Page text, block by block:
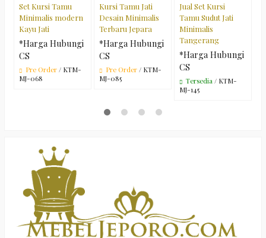
Set Kursi Tamu
Minimalis modern
Kayu Jati
*Harga Hubungi
CS
Pre Order / KTM-
MJ-068
Kursi Tamu Jati
Desain Minimalis
Terbaru Jepara
*Harga Hubungi
CS
Pre Order / KTM-
MJ-085
Jual Set Kursi
Tamu Sudut Jati
Minimalis
Tangerang
*Harga Hubungi
CS
Tersedia / KTM-
MJ-145